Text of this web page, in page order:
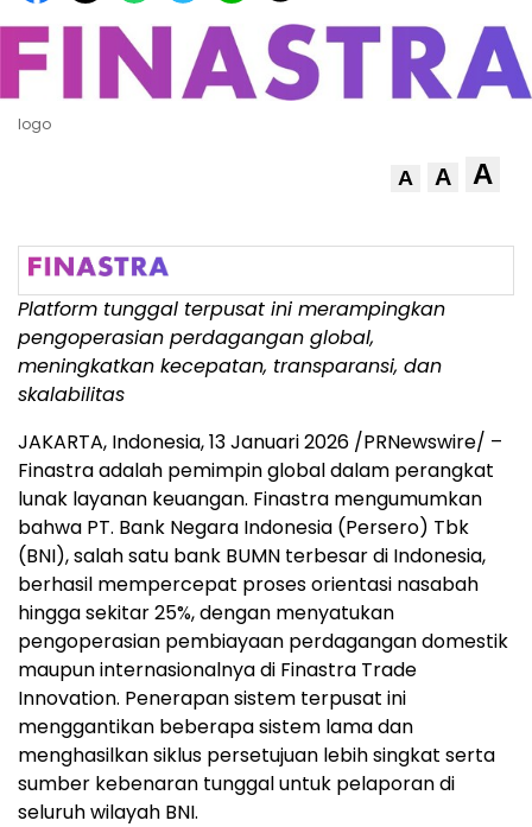
logo
A A A
Platform tunggal terpusat ini merampingkan
pengoperasian perdagangan global,
meningkatkan kecepatan, transparansi, dan
skalabilitas
JAKARTA, Indonesia,13 Januari 2026 /PRNewswire/ –
Finastra adalah pemimpin global dalam perangkat
lunak layanan keuangan. Finastra mengumumkan
bahwa PT. Bank Negara Indonesia (Persero) Tbk
(BNI), salah satu bank BUMN terbesar di Indonesia,
berhasil mempercepat proses orientasi nasabah
hingga sekitar 25%, dengan menyatukan
pengoperasian pembiayaan perdagangan domestik
maupun internasionalnya di Finastra Trade
Innovation. Penerapan sistem terpusat ini
menggantikan beberapa sistem lama dan
menghasilkan siklus persetujuan lebih singkat serta
sumber kebenaran tunggal untuk pelaporan di
seluruh wilayah BNI.